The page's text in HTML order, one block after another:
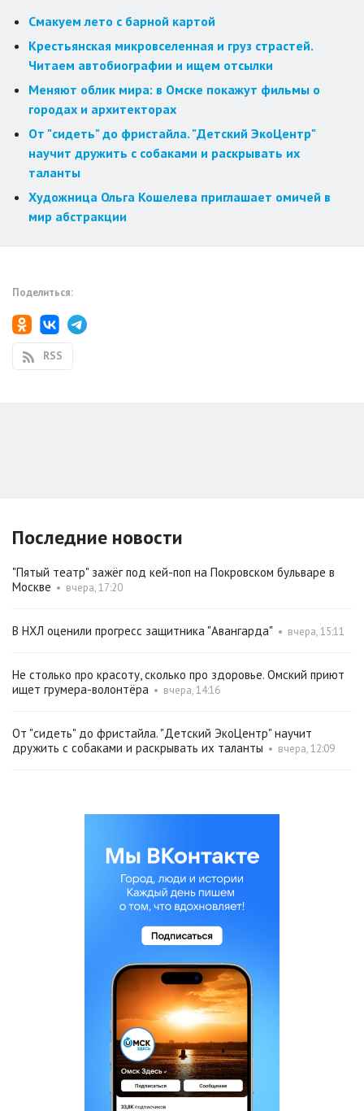
Смакуем лето с барной картой
Крестьянская микровселенная и груз страстей.
Читаем автобиографии и ищем отсылки
Меняют облик мира: в Омске покажут фильмы о
городах и архитекторах
От "сидеть" до фристайла. "Детский ЭкоЦентр"
научит дружить с собаками и раскрывать их
таланты
Художница Ольга Кошелева приглашает омичей в
мир абстракции
Поделиться:
RSS
Последние новости
"Пятый театр" зажёг под кей-поп на Покровском бульваре в
Москве • вчера, 17:20
В НХЛ оценили прогресс защитника "Авангарда" • вчера, 15:11
Не столько про красоту, сколько про здоровье. Омский приют
ищет грумера-волонтёра • вчера, 14:16
От "сидеть" до фристайла. "Детский ЭкоЦентр" научит
дружить с собаками и раскрывать их таланты • вчера, 12:09